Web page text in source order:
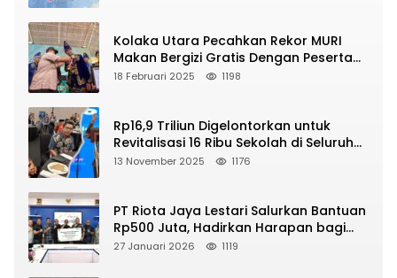
Kolaka Utara Pecahkan Rekor MURI
Makan Bergizi Gratis Dengan Peserta
Terbanyak
18 Februari 2025 1198
Rp16,9 Triliun Digelontorkan untuk
Revitalisasi 16 Ribu Sekolah di Seluruh
Indonesia
13 November 2025 1176
PT Riota Jaya Lestari Salurkan Bantuan
Rp500 Juta, Hadirkan Harapan bagi
Korban Bencana di Sumatera
27 Januari 2026 1119